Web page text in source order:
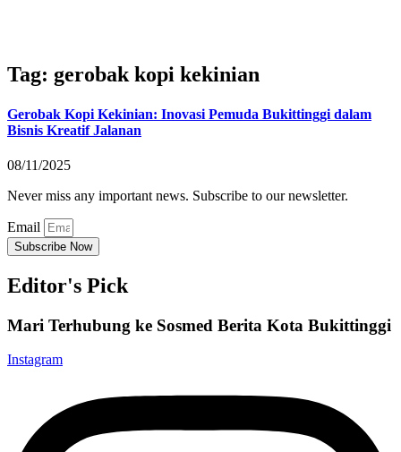
Tag: gerobak kopi kekinian
Gerobak Kopi Kekinian: Inovasi Pemuda Bukittinggi dalam
Bisnis Kreatif Jalanan
08/11/2025
Never miss any important news. Subscribe to our newsletter.
Email
Subscribe Now
Editor's Pick
Mari Terhubung ke Sosmed Berita Kota Bukittinggi
Instagram